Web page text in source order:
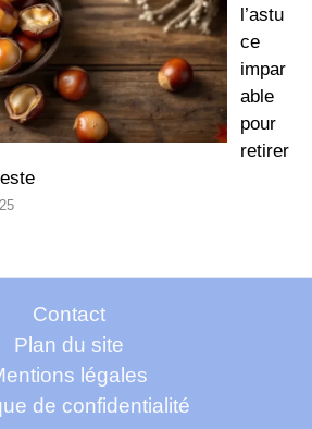
l’astu
ce
impar
able
pour
retirer
Contact
Plan du site
légales
de confidentialité